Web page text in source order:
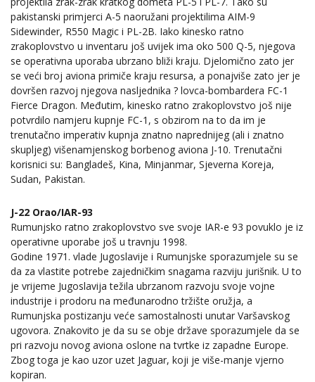
pakistanski primjerci A-5 naoružani projektilima AIM-9
Sidewinder, R550 Magic i PL-2B. Iako kinesko ratno
zrakoplovstvo u inventaru još uvijek ima oko 500 Q-5, njegova
se operativna uporaba ubrzano bliži kraju. Djelomično zato jer
se veći broj aviona primiče kraju resursa, a ponajviše zato jer je
dovršen razvoj njegova nasljednika ? lovca-bombardera FC-1
Fierce Dragon. Međutim, kinesko ratno zrakoplovstvo još nije
potvrdilo namjeru kupnje FC-1, s obzirom na to da im je
trenutačno imperativ kupnja znatno naprednijeg (ali i znatno
skupljeg) višenamjenskog borbenog aviona J-10. Trenutačni
korisnici su: Bangladeš, Kina, Minjanmar, Sjeverna Koreja,
Sudan, Pakistan.
J-22 Orao/IAR-93
Rumunjsko ratno zrakoplovstvo sve svoje IAR-e 93 povuklo je iz
operativne uporabe još u travnju 1998.
Godine 1971. vlade Jugoslavije i Rumunjske sporazumjele su se
da za vlastite potrebe zajedničkim snagama razviju jurišnik. U to
je vrijeme Jugoslavija težila ubrzanom razvoju svoje vojne
industrije i prodoru na međunarodno tržište oružja, a
Rumunjska postizanju veće samostalnosti unutar Varšavskog
ugovora. Znakovito je da su se obje države sporazumjele da se
pri razvoju novog aviona oslone na tvrtke iz zapadne Europe.
Zbog toga je kao uzor uzet Jaguar, koji je više-manje vjerno
kopiran.